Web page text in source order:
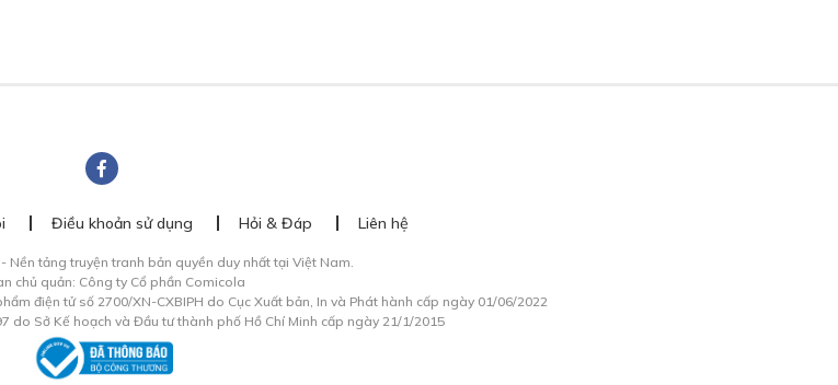
Điều khoản sử dụng Hỏi & Đáp Liên hệ
Nền tảng truyện tranh bản quyền duy nhất tại Việt Nam.
chủ quản: Công ty Cổ phần Comicola
điện tử số 2700/XN-CXBIPH do Cục Xuất bản, In và Phát hành cấp ngày 01/06/2022
do Sở Kế hoạch và Đầu tư thành phố Hồ Chí Minh cấp ngày 21/1/2015